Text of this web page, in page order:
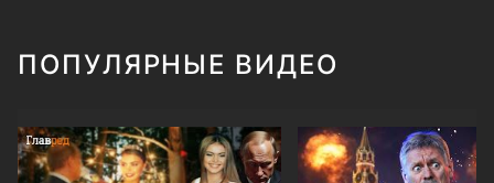
ПОПУЛЯРНЫЕ ВИДЕО